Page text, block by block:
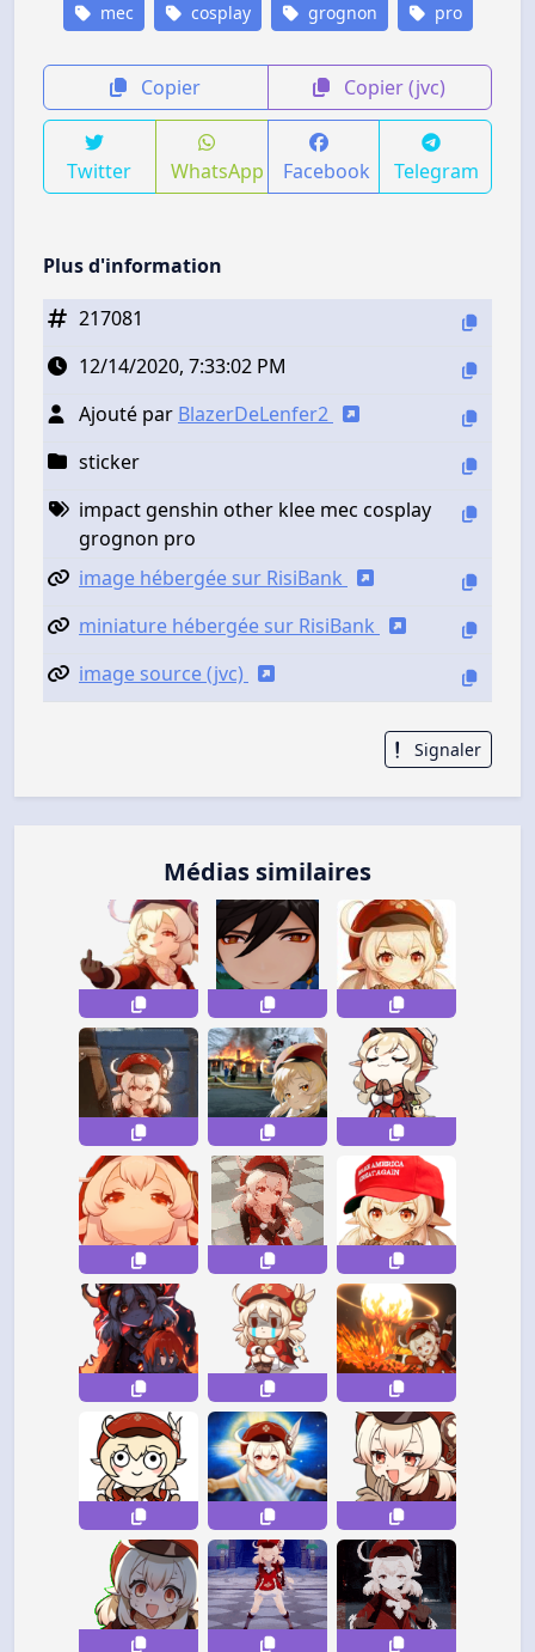
mec cosplay grognon pro
Copier Copier (jvc)
Twitter WhatsApp Facebook Telegram
Plus d'information
217081
12/14/2020, 7:33:02 PM
Ajouté par BlazerDeLenfer2
sticker
impact genshin other klee mec cosplay
grognon pro
image hébergée sur RisiBank
miniature hébergée sur RisiBank
image source (jvc)
Signaler
Médias similaires